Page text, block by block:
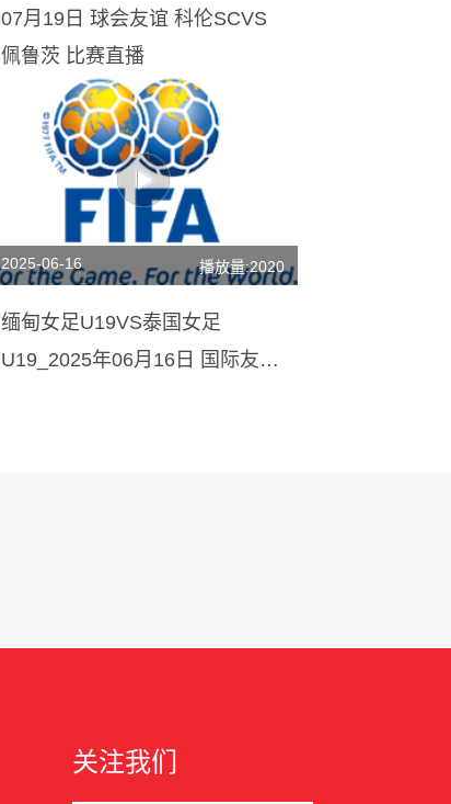
07月19日 球会友谊 科伦SCVS
佩鲁茨 比赛直播
2025-06-16 播放量:2020
缅甸女足U19VS泰国女足
U19_2025年06月16日 国际友谊
关注我们